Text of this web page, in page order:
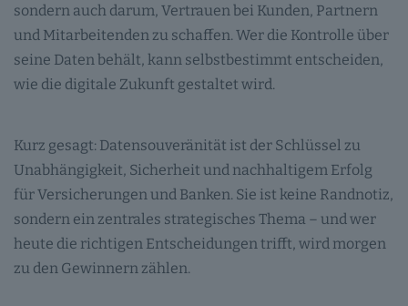
sondern auch darum, Vertrauen bei Kunden, Partnern
und Mitarbeitenden zu schaffen. Wer die Kontrolle über
seine Daten behält, kann selbstbestimmt entscheiden,
wie die digitale Zukunft gestaltet wird.
Kurz gesagt: Datensouveränität ist der Schlüssel zu
Unabhängigkeit, Sicherheit und nachhaltigem Erfolg
für Versicherungen und Banken. Sie ist keine Randnotiz,
sondern ein zentrales strategisches Thema – und wer
heute die richtigen Entscheidungen trifft, wird morgen
zu den Gewinnern zählen.